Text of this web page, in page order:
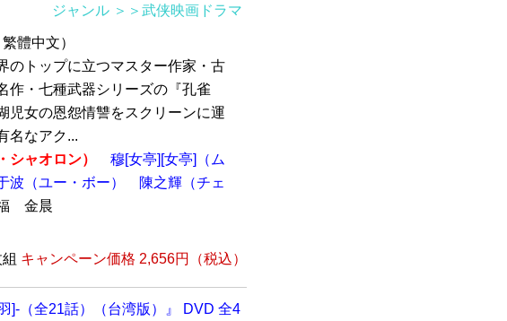
ジャンル ＞＞武侠映画ドラマ
體中文）
のトップに立つマスター作家・古
作・七種武器シリーズの『孔雀
児女の恩怨情讐をスクリーンに運
名なアク...
シャオロン）
穆[女亭][女亭]（ム
波（ユー・ボー）
陳之輝（チェ
金晨
キャンペーン価格 2,656円（税込）
]-（全21話）（台湾版）』 DVD 全4